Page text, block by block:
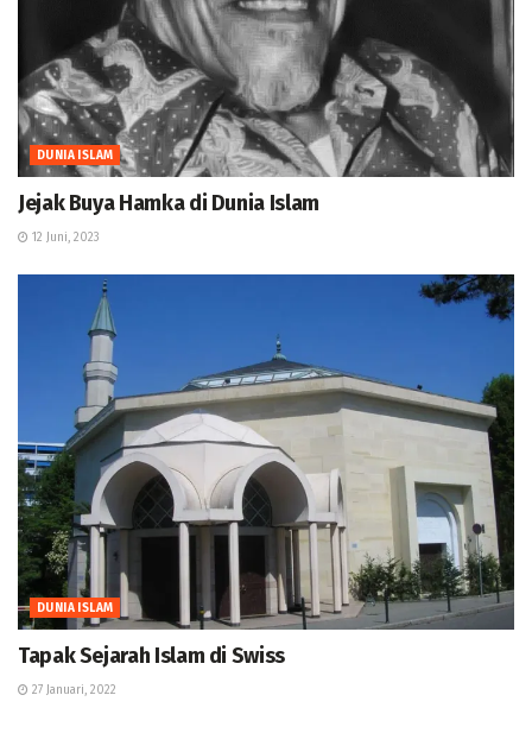
DUNIA ISLAM
Jejak Buya Hamka di Dunia Islam
12 Juni, 2023
DUNIA ISLAM
Tapak Sejarah Islam di Swiss
27 Januari, 2022